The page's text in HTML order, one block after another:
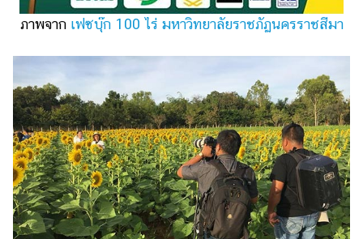
ภาพจาก เฟซบุ๊ก 100 ไร่ มหาวิทยาลัยราชภัฏนครราชสีมา